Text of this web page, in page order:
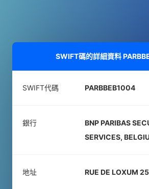
SWIFT碼的詳細資料
SWIFT代碼 PARBBEB1004
銀行
BNP PARIBAS
SERVICES,
地址 RUE DE LOXUM 25